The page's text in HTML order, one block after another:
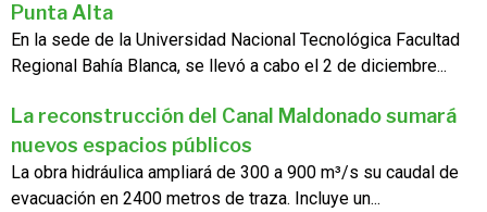
Punta Alta
En la sede de la Universidad Nacional Tecnológica Facultad
Regional Bahía Blanca, se llevó a cabo el 2 de diciembre...
La reconstrucción del Canal Maldonado sumará
nuevos espacios públicos
La obra hidráulica ampliará de 300 a 900 m³/s su caudal de
evacuación en 2400 metros de traza. Incluye un...